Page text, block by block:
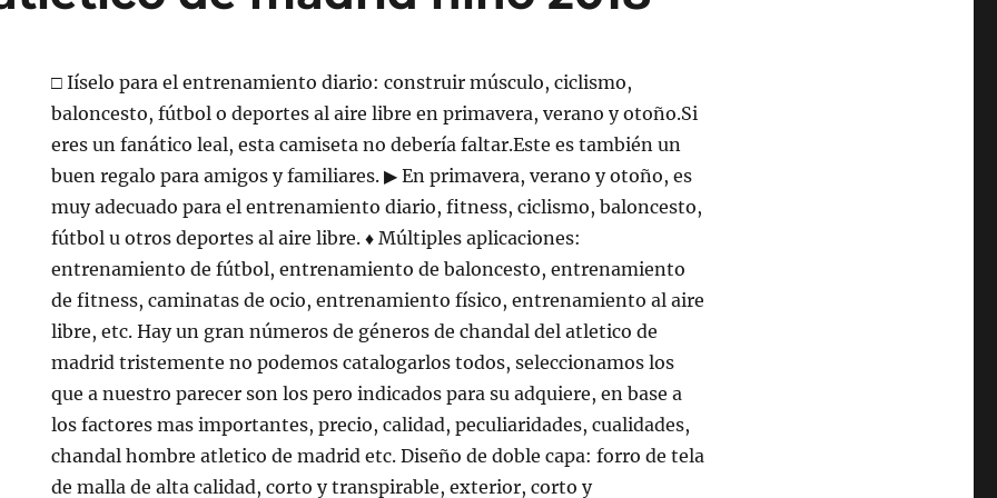
□ Iíselo para el entrenamiento diario: construir músculo, ciclismo,
baloncesto, fútbol o deportes al aire libre en primavera, verano y otoño.Si
eres un fanático leal, esta camiseta no debería faltar.Este es también un
buen regalo para amigos y familiares. ▶ En primavera, verano y otoño, es
muy adecuado para el entrenamiento diario, fitness, ciclismo, baloncesto,
fútbol u otros deportes al aire libre. ♦ Múltiples aplicaciones:
entrenamiento de fútbol, entrenamiento de baloncesto, entrenamiento
de fitness, caminatas de ocio, entrenamiento físico, entrenamiento al aire
libre, etc. Hay un gran números de géneros de chandal del atletico de
madrid tristemente no podemos catalogarlos todos, seleccionamos los
que a nuestro parecer son los pero indicados para su adquiere, en base a
los factores mas importantes, precio, calidad, peculiaridades, cualidades,
chandal hombre atletico de madrid etc. Diseño de doble capa: forro de tela
de malla de alta calidad, corto y transpirable, exterior, corto y